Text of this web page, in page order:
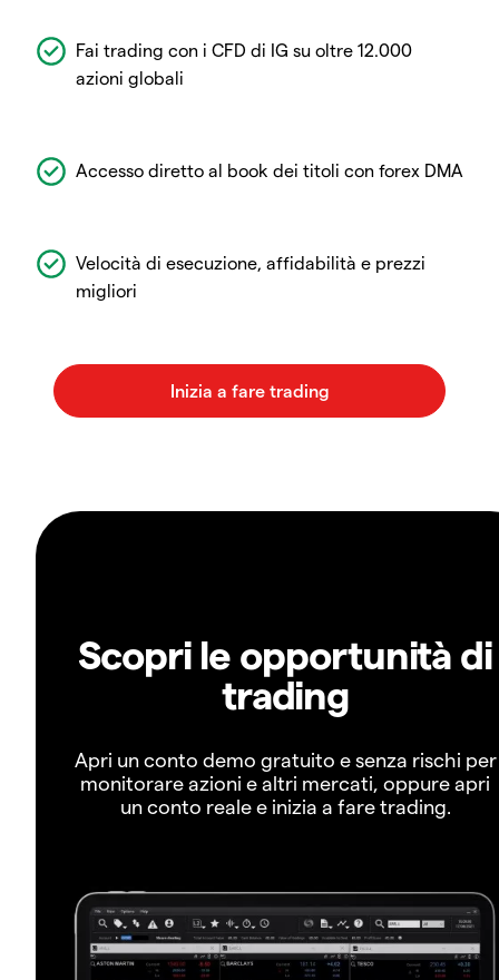
Fai trading con i CFD di IG su oltre 12.000
azioni globali
Accesso diretto al book dei titoli con forex DMA
Velocità di esecuzione, affidabilità e prezzi
migliori
Scopri le opportunità di
trading
Apri un conto demo gratuito e senza rischi per
monitorare azioni e altri mercati, oppure apri
un conto reale e inizia a fare trading.